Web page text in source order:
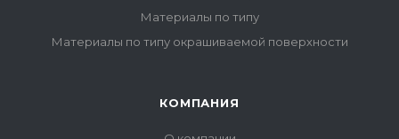
Материалы по типу
Материалы по типу окрашиваемой поверхности
КОМПАНИЯ